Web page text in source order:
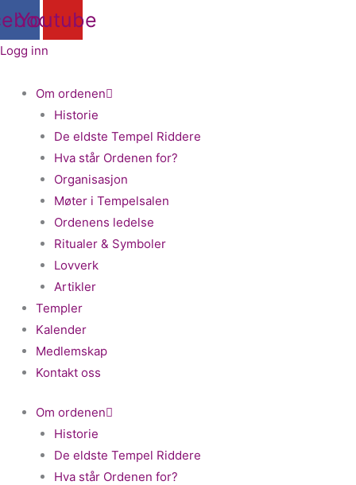
Hopp
rett
til
Youtube
Logg inn
Om ordenen
Historie
De eldste Tempel Riddere
Hva står Ordenen for?
Organisasjon
Møter i Tempelsalen
Ordenens ledelse
Ritualer & Symboler
Lovverk
Artikler
Templer
Kalender
Medlemskap
Kontakt oss
Om ordenen
Historie
De eldste Tempel Riddere
Hva står Ordenen for?